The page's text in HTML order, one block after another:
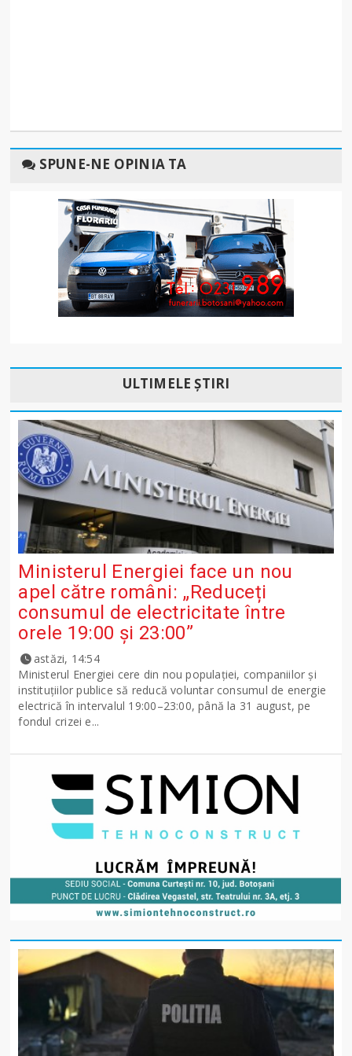
SPUNE-NE OPINIA TA
ULTIMELE ȘTIRI
Ministerul Energiei face un nou
apel către români: „Reduceți
consumul de electricitate între
orele 19:00 și 23:00”
astăzi, 14:54
Ministerul Energiei cere din nou populației, companiilor și
instituțiilor publice să reducă voluntar consumul de energie
electrică în intervalul 19:00–23:00, până la 31 august, pe
fondul crizei e...